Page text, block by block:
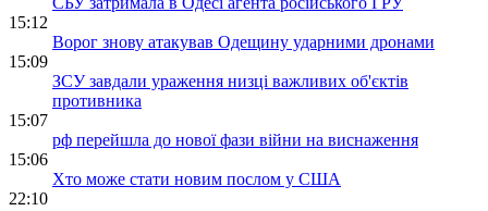
15:12
Ворог знову атакував Одещину ударними дронами
15:09
ЗСУ завдали ураження низці важливих об'єктів
противника
15:07
рф перейшла до нової фази війни на виснаження
15:06
Хто може стати новим послом у США
22:10